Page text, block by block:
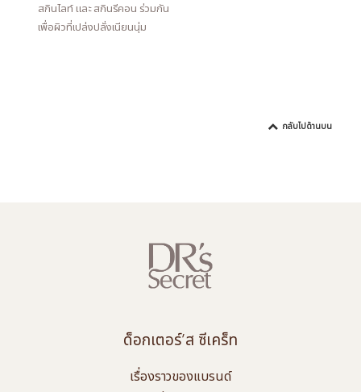
สกินไลท์ และ สกินรีคอน ร่วมกัน
เพื่อผิวที่เปล่งปลั่งเนียนนุ่ม
กลับไปด้านบน
ด็อกเตอร์’ส ซีเคร็ท
เรื่องราวของแบรนด์